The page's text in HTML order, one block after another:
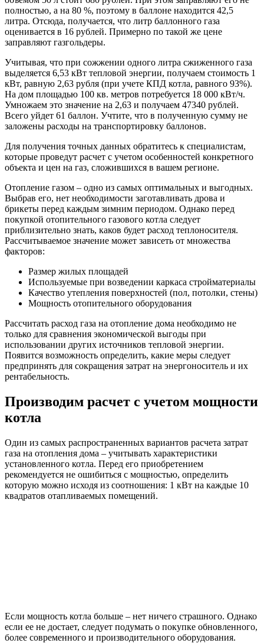
полностью, а на 80 %, поэтому в баллоне находится 42,5
литра. Отсюда, получается, что литр баллонного газа
оценивается в 16 рублей. Примерно по такой же цене
заправляют газгольдеры.
Учитывая, что при сожжении одного литра сжиженного газа
выделяется 6,53 кВт тепловой энергии, получаем стоимость 1
кВт, равную 2,63 рубля (при учете КПД котла, равного 93%).
На дом площадью 100 кв. метров потребуется 18 000 кВт/ч.
Умножаем это значение на 2,63 и получаем 47340 рублей.
Всего уйдет 61 баллон. Учтите, что в полученную сумму не
заложены расходы на транспортировку баллонов.
Для получения точных данных обратитесь к специалистам,
которые проведут расчет с учетом особенностей конкретного
объекта и цен на газ, сложившихся в вашем регионе.
Отопление газом – одно из самых оптимальных и выгодных.
Выбрав его, нет необходимости заготавливать дрова и
брикеты перед каждым зимним периодом. Однако перед
покупкой отопительного газового котла следует
приблизительно знать, каков будет расход теплоносителя.
Рассчитываемое значение может зависеть от множества
факторов:
Размер жилых площадей
Используемые при возведении каркаса стройматериалы
Качество утепления поверхностей (пол, потолки, стены)
Мощность отопительного оборудования
Рассчитать расход газа на отопление дома необходимо не
только для сравнения экономической выгоды при
использовании других источников тепловой энергии.
Появится возможность определить, какие меры следует
предпринять для сокращения затрат на энергоноситель и их
рентабельность.
Производим расчет с учетом мощности
котла
Один из самых распространенных вариантов расчета затрат
газа на отопления дома – учитывать характеристики
установленного котла. Перед его приобретением
рекомендуется не ошибиться с мощностью, определить
которую можно исходя из соотношения: 1 кВт на каждые 10
квадратов отапливаемых помещений.
Если мощность котла больше – нет ничего страшного. Однако
если ее не достает, следует подумать о покупке обновленного,
более современного и производительного оборудования.